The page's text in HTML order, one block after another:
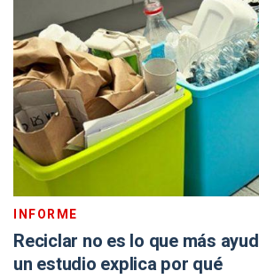
INFORME
Reciclar no es lo que más
un estudio explica por qué